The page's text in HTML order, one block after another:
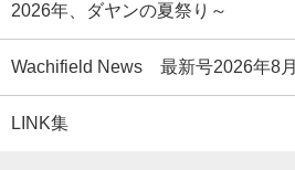
2026年、ダヤンの夏祭り～
Wachifield News 最新号2026年8月
LINK集